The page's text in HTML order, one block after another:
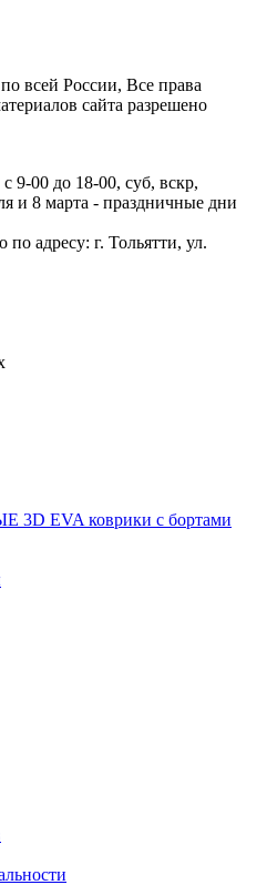
всей России, Все права
сайта разрешено
9-00 до 18-00, суб, вскр,
и 8 марта - праздничные дни
адресу: г. Тольятти, ул.
EVA коврики с бортами